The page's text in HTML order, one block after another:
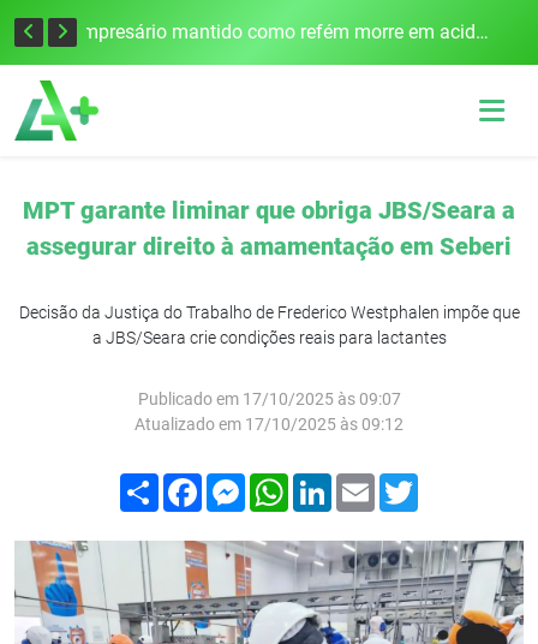
Edital para construção de ponte entre Itapiranga e Barra do Guarita deve ser lançado no segundo semestre Empresário mantido como refém morre em acidente após assalto em Cerro Largo
MPT garante liminar que obriga JBS/Seara a
assegurar direito à amamentação em Seberi
Decisão da Justiça do Trabalho de Frederico Westphalen impõe que
a JBS/Seara crie condições reais para lactantes
Publicado em 17/10/2025 às 09:07
Atualizado em 17/10/2025 às 09:12
Compartilhar
FacebookMessenger
WhatsApp
LinkedIn
Email